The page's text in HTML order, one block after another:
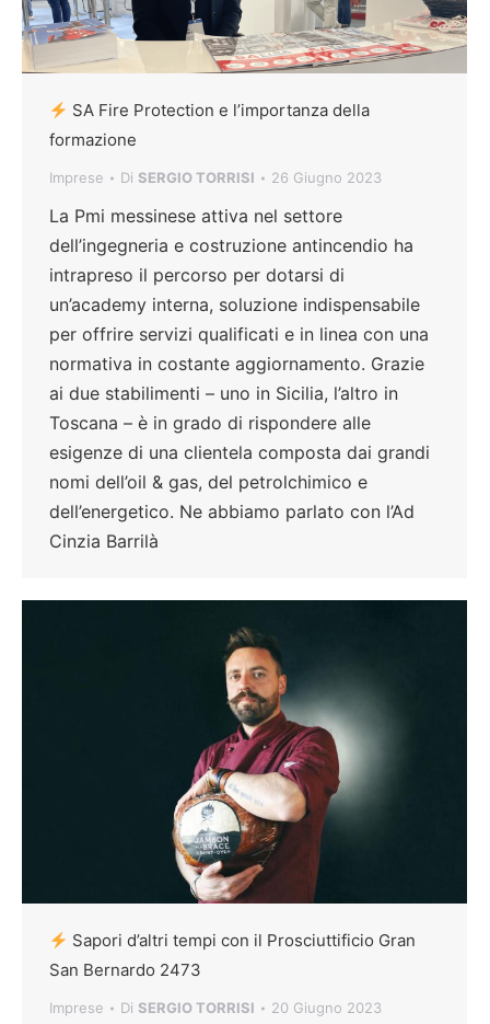
SA Fire Protection e l’importanza della
formazione
Imprese Di SERGIO TORRISI 26 Giugno 2023
La Pmi messinese attiva nel settore
dell’ingegneria e costruzione antincendio ha
intrapreso il percorso per dotarsi di
un’academy interna, soluzione indispensabile
per offrire servizi qualificati e in linea con una
normativa in costante aggiornamento. Grazie
ai due stabilimenti – uno in Sicilia, l’altro in
Toscana – è in grado di rispondere alle
esigenze di una clientela composta dai grandi
nomi dell’oil & gas, del petrolchimico e
dell’energetico. Ne abbiamo parlato con l’Ad
Cinzia Barrilà
Sapori d’altri tempi con il Prosciuttificio Gran
San Bernardo 2473
Imprese Di SERGIO TORRISI 20 Giugno 2023